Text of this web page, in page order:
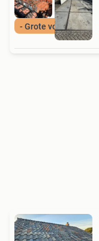
- Grote voorraad -